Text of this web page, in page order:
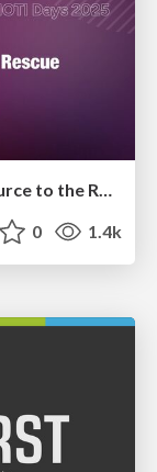
AI in Enterprises - Java and Open Source to the Rescue
0 1.4k